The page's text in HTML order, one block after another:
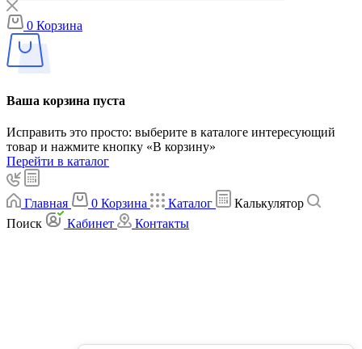
0 Корзина
Ваша корзина пуста
Исправить это просто: выберите в каталоге интересующий
товар и нажмите кнопку «В корзину»
Перейти в каталог
Главная 0 Корзина Каталог
Калькулятор
Поиск
Кабинет Контакты